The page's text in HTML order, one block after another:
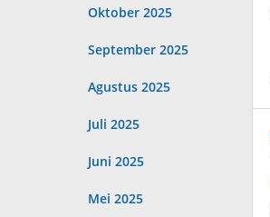
Oktober 2025
September 2025
Agustus 2025
Juli 2025
Juni 2025
Mei 2025